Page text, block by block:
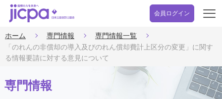
会員ログイン
開
ホーム 専門情報
専門情報一覧
「のれんの非償却の導入及びのれん償却費計上区分の変更」に関す
る情報要請に対する意見について
専門情報